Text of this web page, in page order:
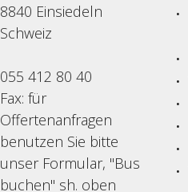
8840 Einsiedeln
Schweiz
055 412 80 40
Fax: für
Offertenanfragen
benutzen Sie bitte
unser Formular, "Bus
buchen" sh. oben